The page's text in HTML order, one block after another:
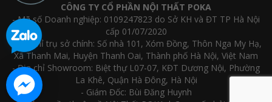
CÔNG TY CỔ PHẦN NỘI THẤT POKA
- Mã số Doanh nghiệp: 0109247823 do Sở KH và ĐT TP Hà Nội
cấp 01/07/2020
- Địa chỉ trụ sở chính: Số nhà 101, Xóm Đồng, Thôn Nga My Hạ,
Xã Thanh Mai, Huyện Thanh Oai, Thành phố Hà Nội, Việt Nam
- Địa chỉ Showroom: Biệt thự L07-07, KĐT Dương Nội, Phường
La Khê, Quận Hà Đông, Hà Nội
- Giám Đốc: Bùi Đăng Huynh